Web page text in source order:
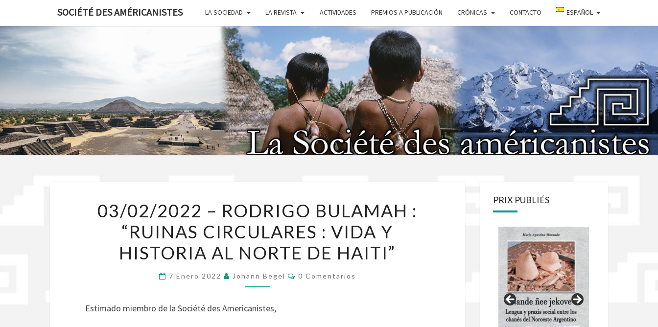
content
SOCIÉTÉ DES AMÉRICANISTES LA SOCIEDAD LA REVISTA ACTIVIDADES PREMIOS A PUBLICACIÓN CRÓNICAS CONTACTO ESPAÑOL
SOCIÉTÉ DES
AMÉRICANISTES
–
RODRIGO
BULAMAH
:
CIRCULARES
VIDA
03/02/2022 – RODRIGO BULAMAH :
“RUINAS CIRCULARES : VIDA Y
HISTORIA AL NORTE DE HAITI”
7 Enero 2022 Johann Begel Comentarios
0 Comentarios
Estimado miembro de la Société des Americanistes,
PRIX PUBLIÉS